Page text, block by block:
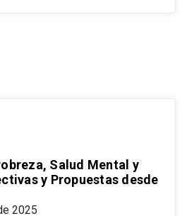
Salud Mental y
y Propuestas desde
2025